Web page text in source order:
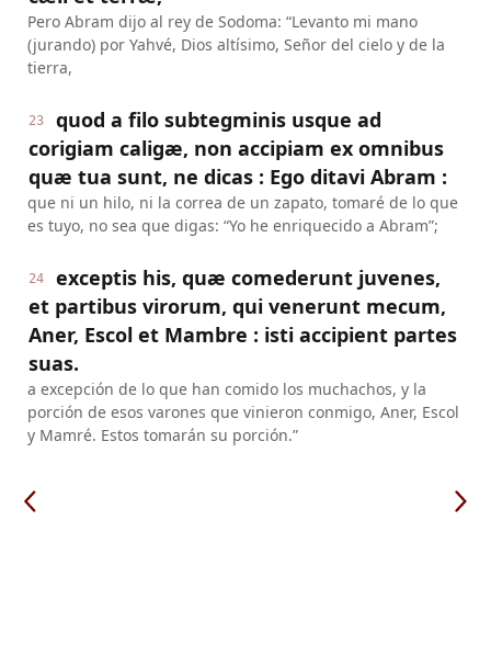
Pero Abram dijo al rey de Sodoma: “Levanto mi mano
(jurando) por Yahvé, Dios altísimo, Señor del cielo y de la
tierra,
23
quod a filo subtegminis usque ad
corigiam caligæ, non accipiam ex omnibus
quæ tua sunt, ne dicas : Ego ditavi Abram :
que ni un hilo, ni la correa de un zapato, tomaré de lo que
es tuyo, no sea que digas: “Yo he enriquecido a Abram”;
24
exceptis his, quæ comederunt juvenes,
et partibus virorum, qui venerunt mecum,
Aner, Escol et Mambre : isti accipient partes
suas.
a excepción de lo que han comido los muchachos, y la
porción de esos varones que vinieron conmigo, Aner, Escol
y Mamré. Estos tomarán su porción.”